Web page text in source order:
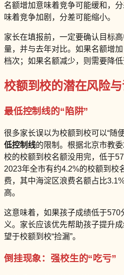
名额增加意味着竞争可能缓和，
味着竞争加剧，分差可能缩小。
家长在填报前，一定要确认目标
量，并与去年对比。如果名额增
档次；如果名额减少，则需要降低
校额到校的潜在风险
最低控制线的“陷阱”
很多家长误以为校额到校可以“随
低控制线的限制。根据北京市教
校的校额到校名额没用完，低于
2023年全市有约4.2%的校额到校
费，其中海淀区浪费名额占比
高。
这意味着，如果孩子成绩低于570
义。家长应该优先帮助孩子提升
望于校额到校“捡漏”。
倒挂现象：强校生的“吃亏”